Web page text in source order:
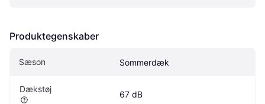
Produktegenskaber
Sæson Sommerdæk
Dækstøj
67 dB